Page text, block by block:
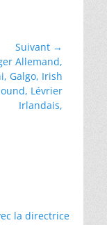
Suivant →
Allemand,
Galgo, Irish
Lévrier
Irlandais,
la directrice